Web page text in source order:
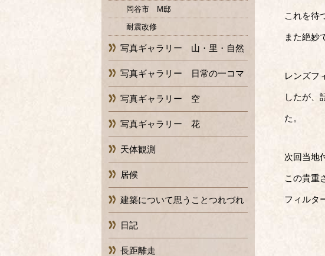
これを待
また絶妙
レンズフ
したが、
た。
次回当地
この貴重
フィルタ
岡谷市 M邸
耐震改修
写真ギャラリー 山・里・自然
写真ギャラリー 日常の一コマ
写真ギャラリー 空
写真ギャラリー 花
天体観測
居候
建築について思うことつれづれ
日記
長距離走